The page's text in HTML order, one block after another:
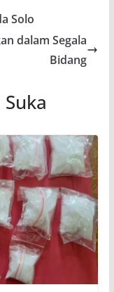
Solo
dalam Segala
Bidang